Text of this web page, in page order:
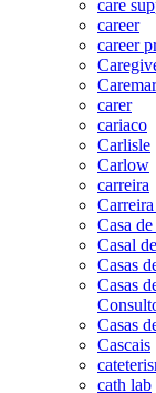
care
career
career
carer
cariaco
Carlisle
Carlow
carreira
Casa
Casal
Casas
Casas
Casas
Cascais
cath lab